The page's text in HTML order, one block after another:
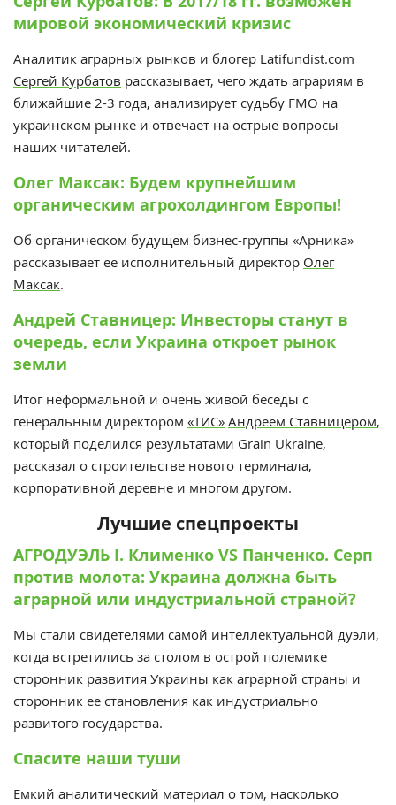
мировой экономический кризис
Аналитик аграрных рынков и блогер Latifundist.com
Сергей Курбатов рассказывает, чего ждать аграриям в
ближайшие 2-3 года, анализирует судьбу ГМО на
украинском рынке и отвечает на острые вопросы
наших читателей.
Олег Максак: Будем крупнейшим
органическим агрохолдингом Европы!
Об органическом будущем бизнес-группы «Арника»
рассказывает ее исполнительный директор Олег
Максак.
Андрей Ставницер: Инвесторы станут в
очередь, если Украина откроет рынок
земли
Итог неформальной и очень живой беседы с
генеральным директором «ТИС» Андреем Ставницером,
который поделился результатами Grain Ukraine,
рассказал о строительстве нового терминала,
корпоративной деревне и многом другом.
Лучшие спецпроекты
АГРОДУЭЛЬ I. Клименко VS Панченко. Серп
против молота: Украина должна быть
аграрной или индустриальной страной?
Мы стали свидетелями самой интеллектуальной дуэли,
когда встретились за столом в острой полемике
сторонник развития Украины как аграрной страны и
сторонник ее становления как индустриально
развитого государства.
Спасите наши туши
Емкий аналитический материал о том, насколько